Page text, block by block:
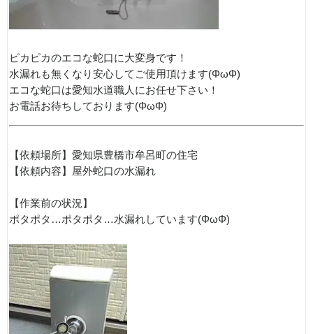
ピカピカのエコな蛇口に大変身です！
水漏れも無くなり安心してご使用頂けます(ΦωΦ)
エコな蛇口は愛知水道職人にお任せ下さい！
お電話お待ちしております(ΦωΦ)
【依頼場所】愛知県豊橋市牟呂町の住宅
【依頼内容】屋外蛇口の水漏れ
【作業前の状況】
ポタポタ…ポタポタ…水漏れしています(ΦωΦ)